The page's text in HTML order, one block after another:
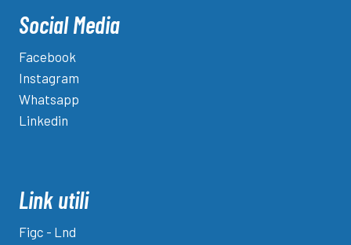
Social Media
Facebook
Instagram
Whatsapp
Linkedin
Link utili
Figc - Lnd